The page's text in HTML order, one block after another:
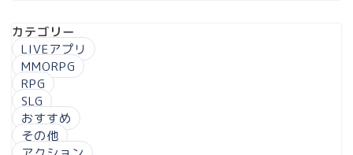
カテゴリー
LIVEアプリ
MMORPG
RPG
SLG
おすすめ
その他